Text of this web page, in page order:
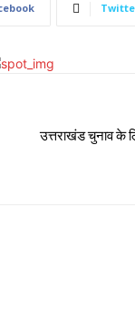
उत्तराखंड चुनाव के